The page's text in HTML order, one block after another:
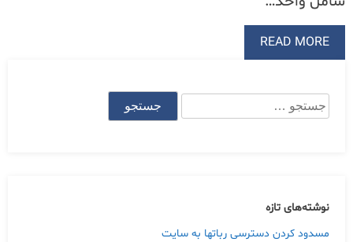
READ MORE
جستجو
برای:
نوشته‌های تازه
مسدود کردن دسترسی رباتها به سایت